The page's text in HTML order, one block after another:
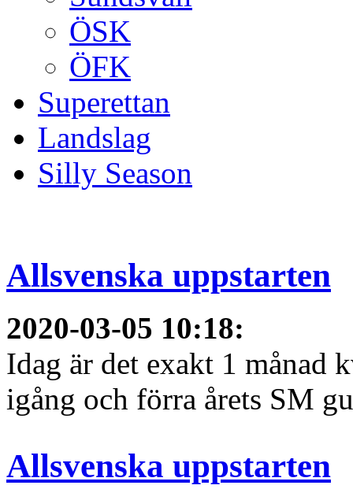
ÖSK
ÖFK
Superettan
Landslag
Silly Season
Allsvenska uppstarten
2020-03-05 10:18:
Idag är det exakt 1 månad
igång och förra årets SM
Allsvenska uppstarten